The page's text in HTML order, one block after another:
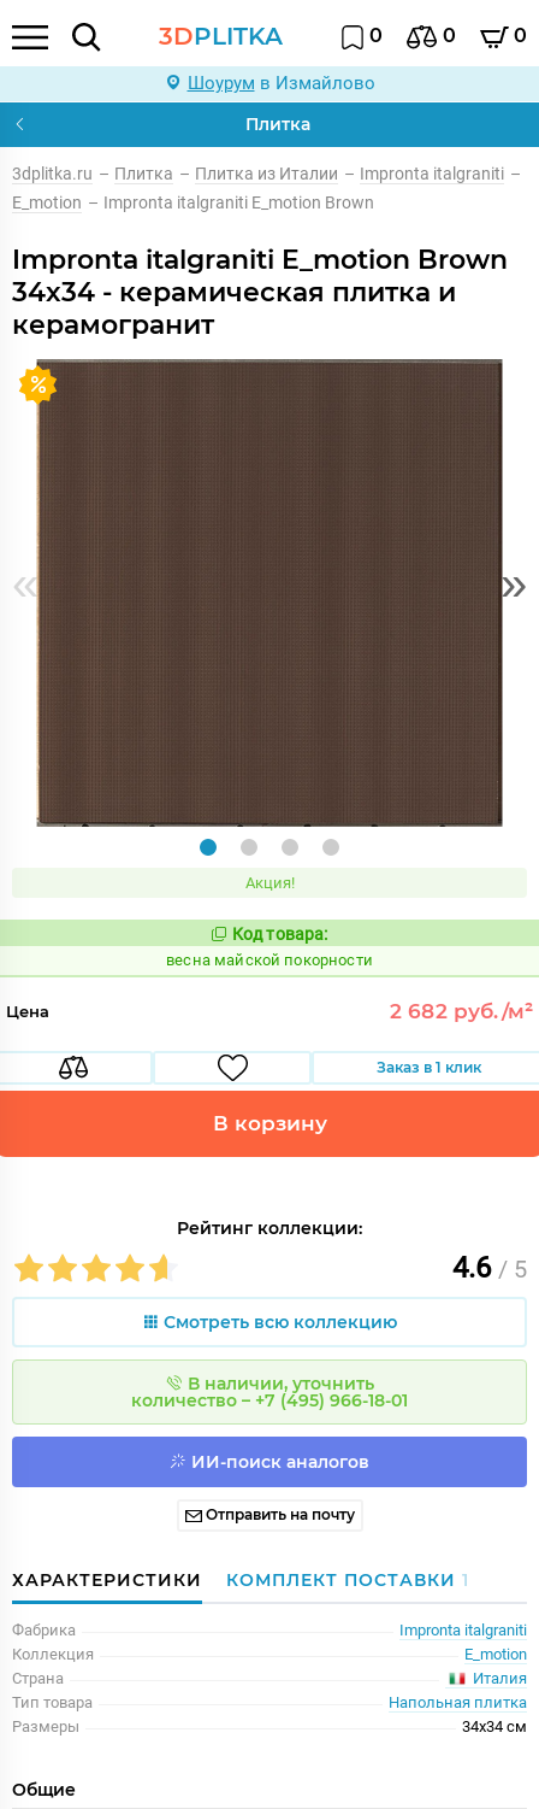
3DPLITKA 0 0 0
Шоурум в Измайлово
Плитка
3dplitka.ru – Плитка – Плитка из Италии – Impronta italgraniti –
E_motion – Impronta italgraniti E_motion Brown
Impronta italgraniti E_motion Brown
34x34 - керамическая плитка и
керамогранит
« »
Акция!
Код:
100197
Код товара:
весна майской покорности
Цена 2 682 руб./м²
Заказ в 1 клик
В корзину
Рейтинг коллекции:
4.6 / 5
Смотреть всю коллекцию
В наличии, уточнить
количество – +7 (495) 966-18-01
ИИ-поиск аналогов
Отправить на почту
ХАРАКТЕРИСТИКИ КОМПЛЕКТ ПОСТАВКИ 1
Фабрика
Impronta italgraniti
Коллекция
E_motion
Страна
Италия
Тип товара
Напольная плитка
Размеры
34x34 см
Общие